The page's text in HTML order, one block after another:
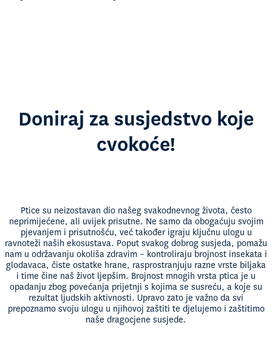
Doniraj za susjedstvo koje
cvokoće!
Ptice su neizostavan dio našeg svakodnevnog života, često
neprimijećene, ali uvijek prisutne. Ne samo da obogaćuju svojim
pjevanjem i prisutnošću, već također igraju ključnu ulogu u
ravnoteži naših ekosustava. Poput svakog dobrog susjeda, pomažu
nam u održavanju okoliša zdravim – kontroliraju brojnost insekata i
glodavaca, čiste ostatke hrane, rasprostranjuju razne vrste biljaka
i time čine naš život ljepšim. Brojnost mnogih vrsta ptica je u
opadanju zbog povećanja prijetnji s kojima se susreću, a koje su
rezultat ljudskih aktivnosti. Upravo zato je važno da svi
prepoznamo svoju ulogu u njihovoj zaštiti te djelujemo i zaštitimo
naše dragocjene susjede.